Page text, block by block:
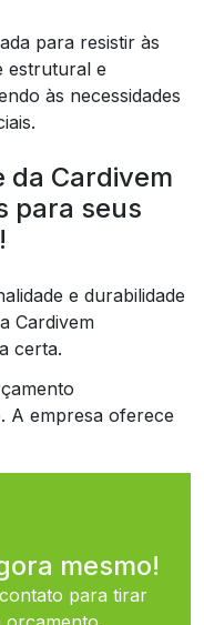
para resistir às
estrutural e
às necessidades
da Cardivem
para seus
e durabilidade
Cardivem
certa.
A empresa oferece
mesmo!
para tirar